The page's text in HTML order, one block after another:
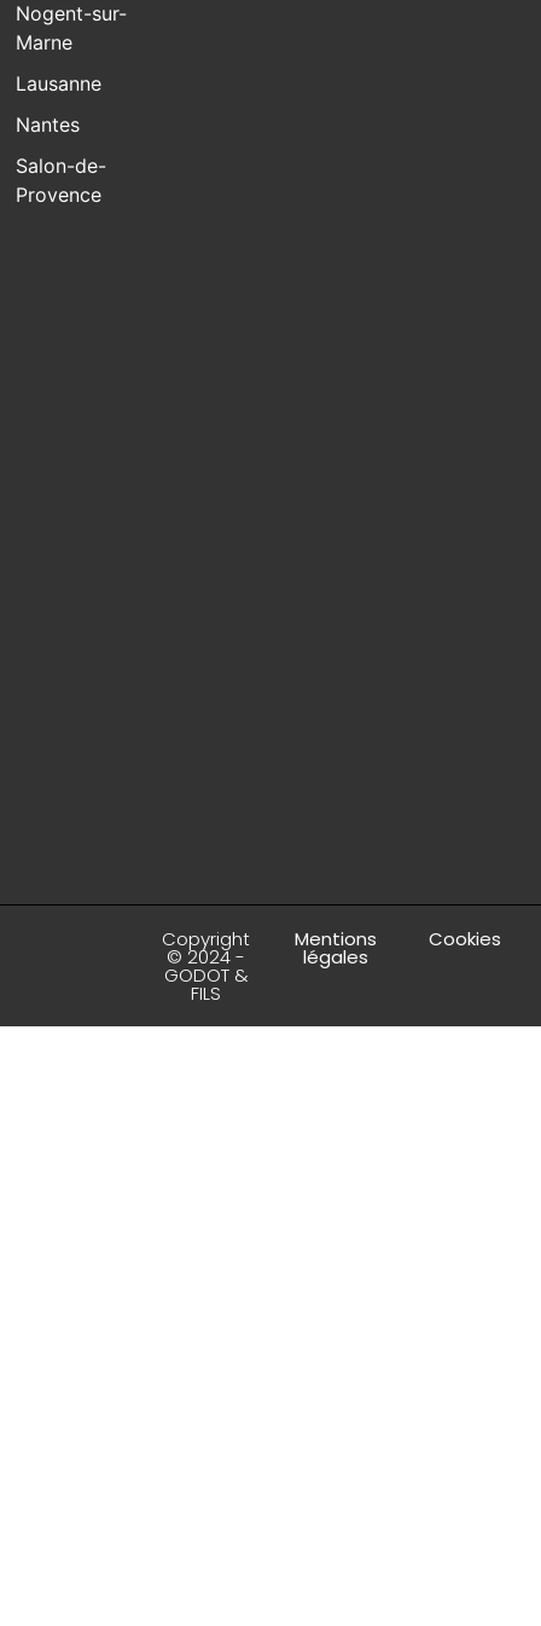
Nogent-sur-
Marne
Lausanne
Nantes
Salon-de-
Provence
Copyright
© 2024 -
GODOT &
FILS
Mentions
légales
Cookies